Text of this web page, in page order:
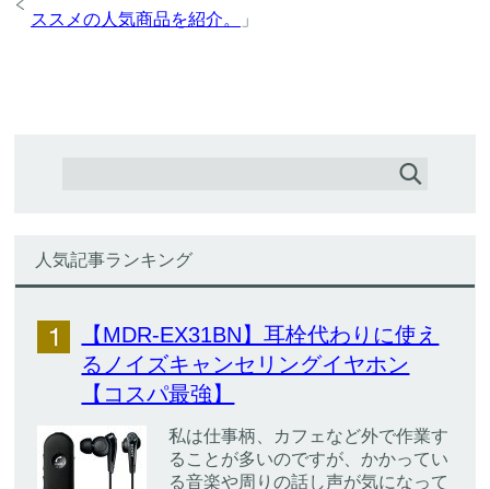
ススメの人気商品を紹介。
」
人気記事ランキング
【MDR-EX31BN】耳栓代わりに使え
るノイズキャンセリングイヤホン
【コスパ最強】
私は仕事柄、カフェなど外で作業す
ることが多いのですが、かかってい
る音楽や周りの話し声が気になって